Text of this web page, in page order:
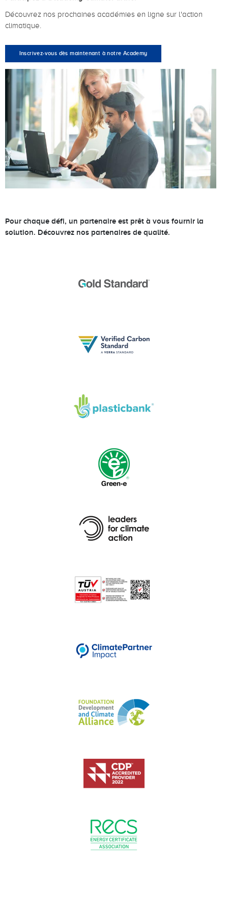
Découvrez nos prochaines académies en ligne sur l'action
climatique.
Inscrivez-vous dès maintenant à notre Academy
Pour chaque défi, un partenaire est prêt à vous fournir la
solution. Découvrez nos partenaires de qualité.